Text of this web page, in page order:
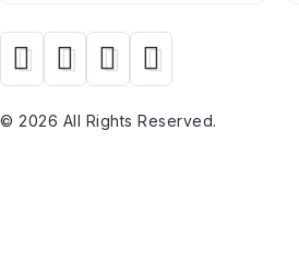
© 2026 All Rights Reserved.